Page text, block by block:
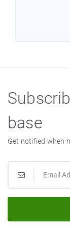
base
Get notified when